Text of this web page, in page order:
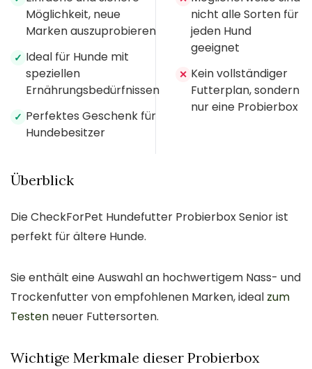
Möglichkeit, neue
Marken auszuprobieren
✓ Ideal für Hunde mit
speziellen
Ernährungsbedürfnissen
✓ Perfektes Geschenk für
Hundebesitzer
nicht alle Sorten für
jeden Hund
geeignet
✕ Kein vollständiger
Futterplan, sondern
nur eine Probierbox
Überblick
Die CheckForPet Hundefutter Probierbox Senior ist
perfekt für ältere Hunde.
Sie enthält eine Auswahl an hochwertigem Nass- und
Trockenfutter von empfohlenen Marken, ideal zum
Testen neuer Futtersorten.
Wichtige Merkmale dieser Probierbox